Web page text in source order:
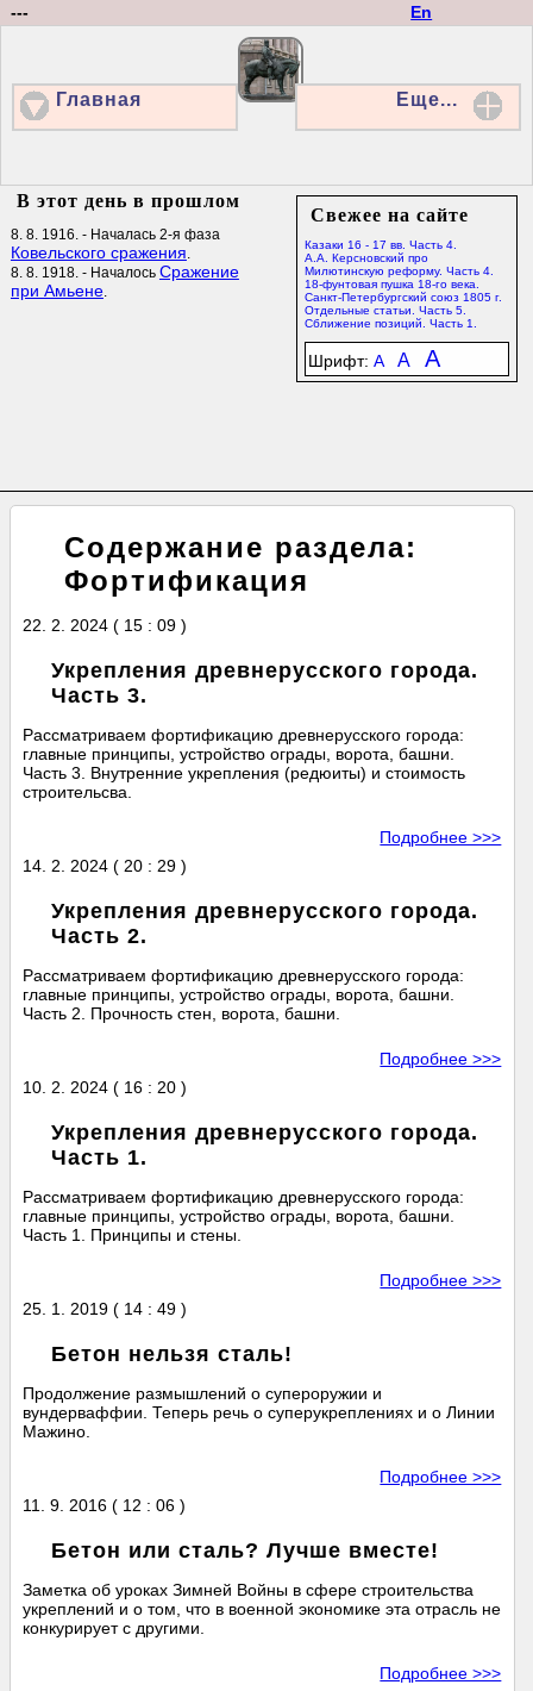
En
---
Главная Еще...
Свежее на сайте
Казаки 16 - 17 вв. Часть 4.
А.А. Керсновский про
Милютинскую реформу. Часть 4.
18-фунтовая пушка 18-го века.
Санкт-Петербургский союз 1805 г.
Отдельные статьи. Часть 5.
Сближение позиций. Часть 1.
Шрифт: A A A
В этот день в прошлом
8. 8. 1916. - Началась 2-я фаза
Ковельского сражения.
8. 8. 1918. - Началось Сражение
при Амьене.
Содержание раздела:
Фортификация
22. 2. 2024 ( 15 : 09 )
Укрепления древнерусского города.
Часть 3.
Рассматриваем фортификацию древнерусского города:
главные принципы, устройство ограды, ворота, башни.
Часть 3. Внутренние укрепления (редюиты) и стоимость
строительсва.
Подробнее >>>
14. 2. 2024 ( 20 : 29 )
Укрепления древнерусского города.
Часть 2.
Рассматриваем фортификацию древнерусского города:
главные принципы, устройство ограды, ворота, башни.
Часть 2. Прочность стен, ворота, башни.
Подробнее >>>
10. 2. 2024 ( 16 : 20 )
Укрепления древнерусского города.
Часть 1.
Рассматриваем фортификацию древнерусского города:
главные принципы, устройство ограды, ворота, башни.
Часть 1. Принципы и стены.
Подробнее >>>
25. 1. 2019 ( 14 : 49 )
Бетон нельзя сталь!
Продолжение размышлений о супероружии и
вундерваффии. Теперь речь о суперукреплениях и о Линии
Мажино.
Подробнее >>>
11. 9. 2016 ( 12 : 06 )
Бетон или сталь? Лучше вместе!
Заметка об уроках Зимней Войны в сфере строительства
укреплений и о том, что в военной экономике эта отрасль не
конкурирует с другими.
Подробнее >>>